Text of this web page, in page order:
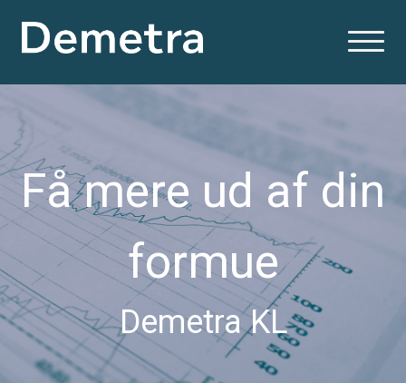
Få mere ud af din
formue
Demetra KL